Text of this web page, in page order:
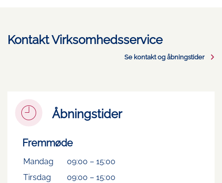
Kontakt Virksomhedsservice
Se kontakt og åbningstider
Åbningstider
Fremmøde
Mandag 09:00 – 15:00
Tirsdag
09:00 – 15:00